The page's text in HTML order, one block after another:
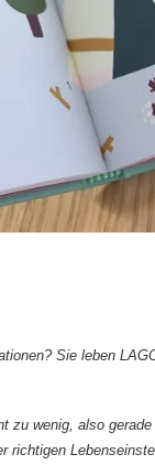
Sie leben
wenig, also